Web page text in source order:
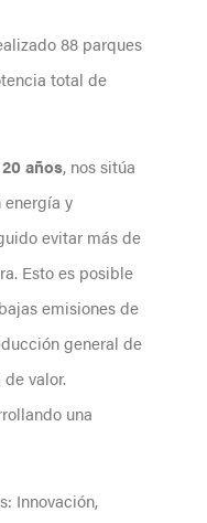
88 parques
total de
años, nos sitúa
energía y
evitar más de
Esto es posible
emisiones de
general de
valor.
una
Innovación,